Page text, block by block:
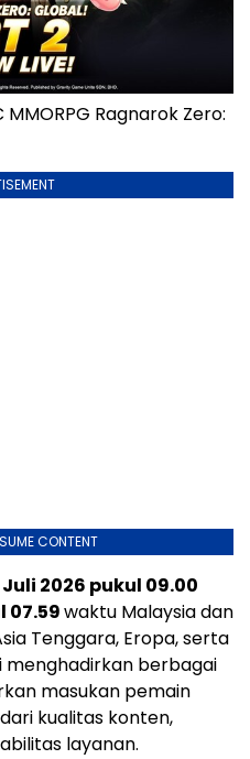
Ragnarok Zero:
CONTENT
Juli 2026 pukul 09.00
07.59waktu Malaysia dan
Tenggara, Eropa, serta
menghadirkan berbagai
masukan pemain
kualitas konten,
layanan.